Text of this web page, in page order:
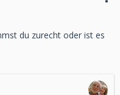
du zurecht oder ist es